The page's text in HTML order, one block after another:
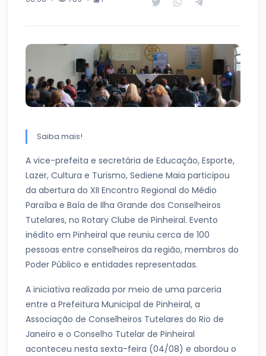
Saiba mais!
A vice-prefeita e secretária de Educação, Esporte,
Lazer, Cultura e Turismo, Sediene Maia participou
da abertura do XII Encontro Regional do Médio
Paraíba e Baía de Ilha Grande dos Conselheiros
Tutelares, no Rotary Clube de Pinheiral. Evento
inédito em Pinheiral que reuniu cerca de 100
pessoas entre conselheiros da região, membros do
Poder Público e entidades representadas.
A iniciativa realizada por meio de uma parceria
entre a Prefeitura Municipal de Pinheiral, a
Associação de Conselheiros Tutelares do Rio de
Janeiro e o Conselho Tutelar de Pinheiral
aconteceu nesta sexta-feira (04/08) e abordou o